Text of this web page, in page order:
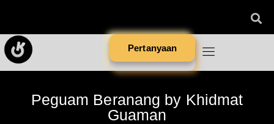
Pertanyaan
Peguam Beranang by Khidmat
Guaman